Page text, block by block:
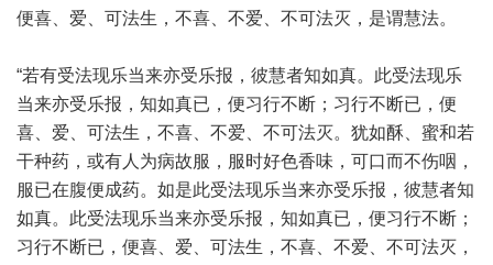
便喜、爱、可法生，不喜、不爱、不可法灭，是谓慧法。
“若有受法现乐当来亦受乐报，彼慧者知如真。此受法现乐
当来亦受乐报，知如真已，便习行不断；习行不断已，便
喜、爱、可法生，不喜、不爱、不可法灭。犹如酥、蜜和若
干种药，或有人为病故服，服时好色香味，可口而不伤咽，
服已在腹便成药。如是此受法现乐当来亦受乐报，彼慧者知
如真。此受法现乐当来亦受乐报，知如真已，便习行不断；
习行不断已，便喜、爱、可法生，不喜、不爱、不可法灭，